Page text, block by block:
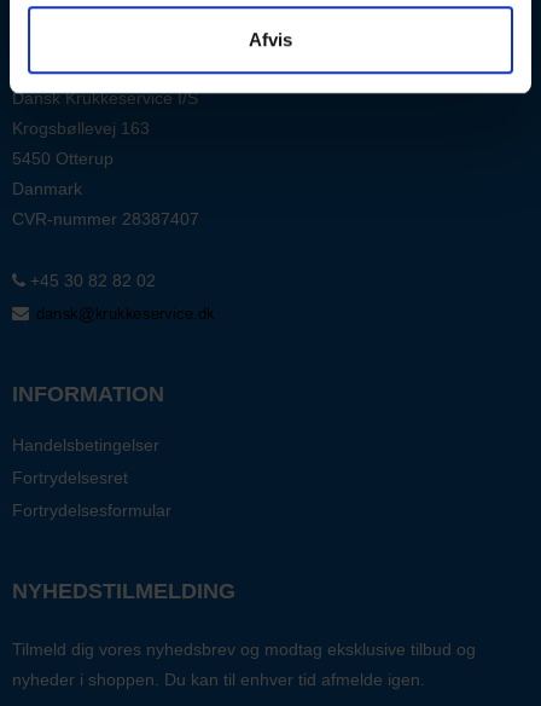
Afvis
KONTAKT
Krukkeshop
Dansk Krukkeservice I/S
Krogsbøllevej 163
5450 Otterup
Danmark
CVR-nummer 28387407
+45 30 82 82 02
INFORMATION
Handelsbetingelser
Fortrydelsesret
Fortrydelsesformular
NYHEDSTILMELDING
Tilmeld dig vores nyhedsbrev og modtag eksklusive tilbud og
nyheder i shoppen. Du kan til enhver tid afmelde igen.